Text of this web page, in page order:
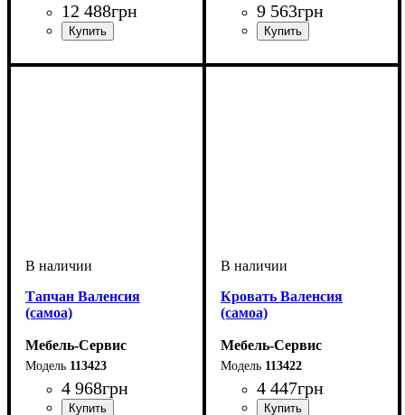
12 488грн 9 563грн
Тапчан Валенсия
(самоа)
Мебель-Сервис
113423
4 968грн
Кровать Валенсия
(самоа)
Мебель-Сервис
113422
4 447грн